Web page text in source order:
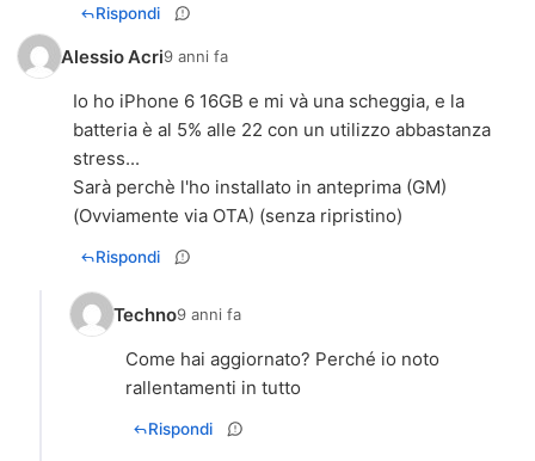
Rispondi
Alessio Acri9 anni fa
Io ho iPhone 6 16GB e mi và una scheggia, e la
batteria è al 5% alle 22 con un utilizzo abbastanza
stress...
Sarà perchè l'ho installato in anteprima (GM)
(Ovviamente via OTA) (senza ripristino)
Rispondi
Techno9 anni fa
Come hai aggiornato? Perché io noto
rallentamenti in tutto
Rispondi